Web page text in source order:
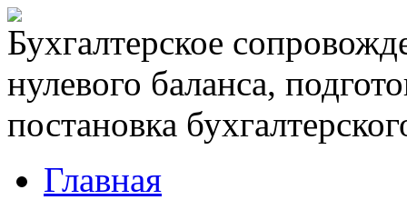
Бухгалтерское
нулевого баланса,
постановка
Главная